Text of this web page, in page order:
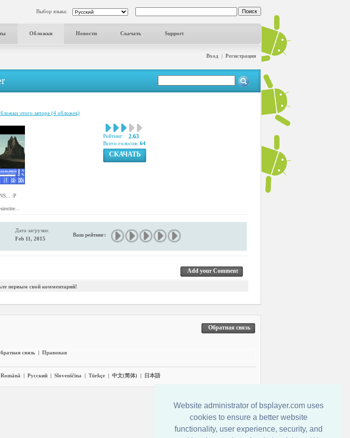
Website administrator of bsplayer.com uses
cookies to ensure a better website
functionality, user experience, security, and
Выбор языка:
Обложки Новости Скачать Support
Вход | Регистрация
этого автора (4 обложек)
Рейтинг: 2.63
Всего голосов: 64
СКАЧАТЬ
:P
Дата загрузки:
Feb 11, 2015
Ваш рейтинг:
Add your Comment
первым свой комментарий!
Обратная связь
связь | Правовая
Română | Pyccĸий | Slovenščina | Türkçe | 中文(简体) | 日本語